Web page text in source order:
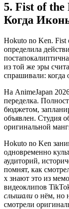
5. Fist of
Когда
Hokuto no Ken. Fist
определила
из той же эры
спрашивали: когда
На AnimeJapan
переделка.
бюджетом,
объявлен. Студия
оригинальной
Hokuto no Ken
одновременно
аудиторий,
помнят, как
х знают это из
видеоклипов
слышали о нём, но
смотрели